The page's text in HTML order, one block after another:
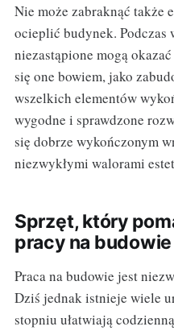
Nie może zabraknąć także
ocieplić budynek.
niezastąpione mogą okazać
się one bowiem, jako
wszelkich elementów
wygodne i sprawdzone
się dobrze wykończonym
niezwykłymi walorami
Sprzęt, który
pracy na budowie
Praca na budowie jest
Dziś jednak istnieje wiele
stopniu ułatwiają